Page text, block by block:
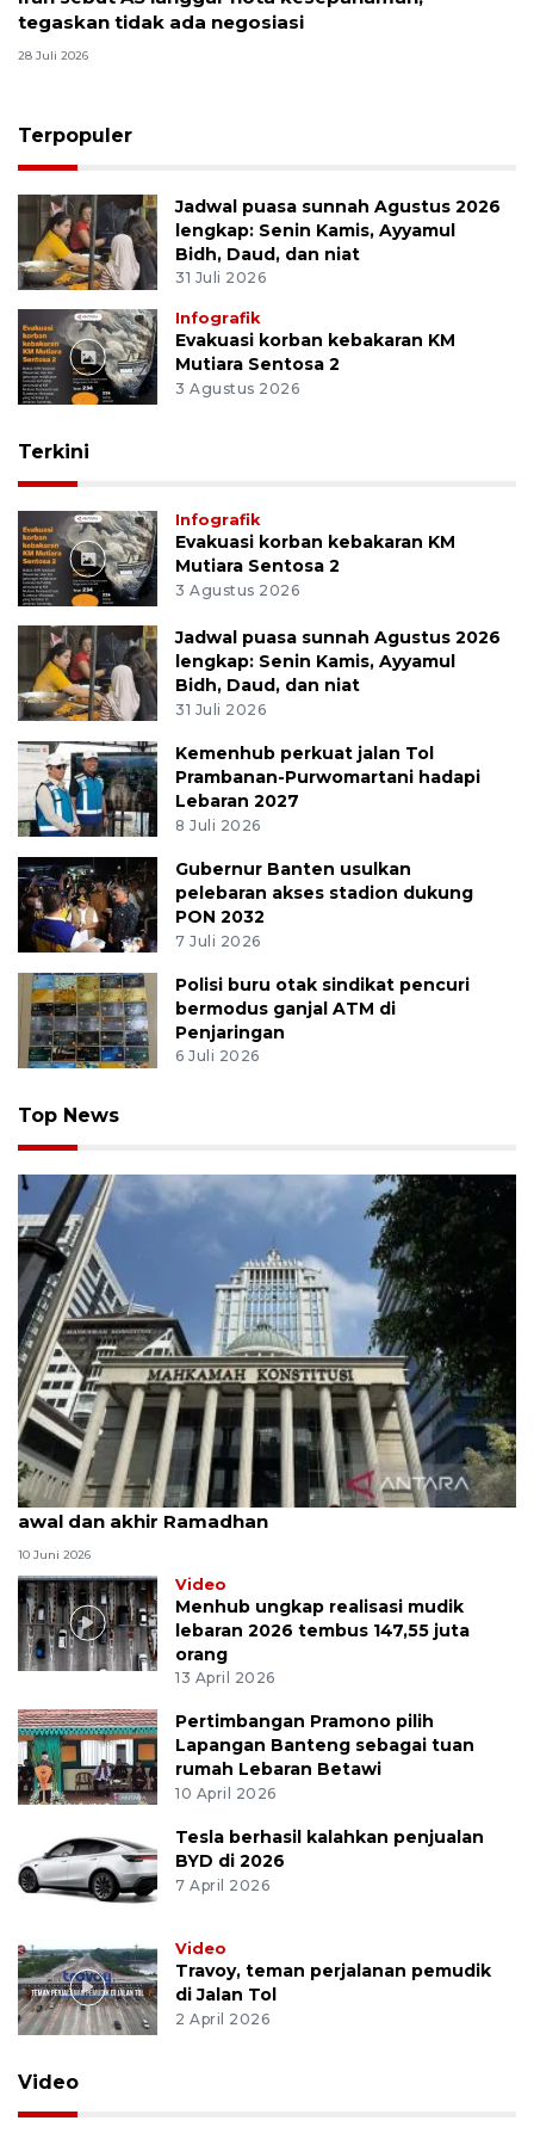
tegaskan tidak ada negosiasi
28 Juli 2026
Terpopuler
Jadwal puasa sunnah Agustus 2026
lengkap: Senin Kamis, Ayyamul
Bidh, Daud, dan niat
31 Juli 2026
Infografik
Evakuasi korban kebakaran KM
Mutiara Sentosa 2
3 Agustus 2026
Terkini
Infografik
Evakuasi korban kebakaran KM
Mutiara Sentosa 2
3 Agustus 2026
Jadwal puasa sunnah Agustus 2026
lengkap: Senin Kamis, Ayyamul
Bidh, Daud, dan niat
31 Juli 2026
Kemenhub perkuat jalan Tol
Prambanan-Purwomartani hadapi
Lebaran 2027
8 Juli 2026
Gubernur Banten usulkan
pelebaran akses stadion dukung
PON 2032
7 Juli 2026
Polisi buru otak sindikat pencuri
bermodus ganjal ATM di
Penjaringan
6 Juli 2026
Top News
MK uji materi UU Peradilan Agama perihal isbat
awal dan akhir Ramadhan
10 Juni 2026
Video
Menhub ungkap realisasi mudik
lebaran 2026 tembus 147,55 juta
orang
13 April 2026
Pertimbangan Pramono pilih
Lapangan Banteng sebagai tuan
rumah Lebaran Betawi
10 April 2026
Tesla berhasil kalahkan penjualan
BYD di 2026
7 April 2026
Video
Travoy, teman perjalanan pemudik
di Jalan Tol
2 April 2026
Video